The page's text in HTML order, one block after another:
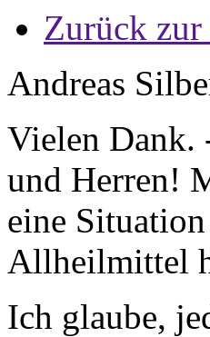
Zurück zur
Andreas
Vielen Dank.
und Herren!
eine
Allheilmittel
Ich glaube,